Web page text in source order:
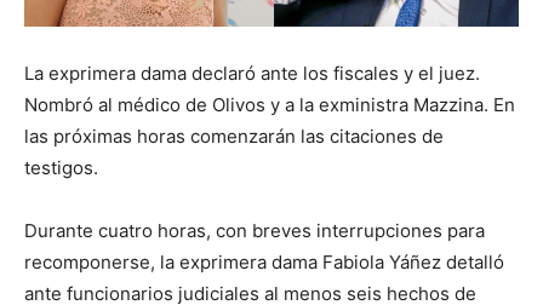
La exprimera dama declaró ante los fiscales y el juez.
Nombró al médico de Olivos y a la exministra Mazzina. En
las próximas horas comenzarán las citaciones de
testigos.
Durante cuatro horas, con breves interrupciones para
recomponerse, la exprimera dama Fabiola Yáñez detalló
ante funcionarios judiciales al menos seis hechos de